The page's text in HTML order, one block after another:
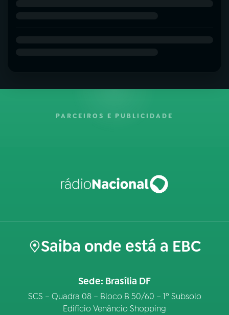
PARCEIROS E PUBLICIDADE
Saiba onde está a EBC
Sede: Brasília DF
SCS – Quadra 08 – Bloco B 50/60 – 1º Subsolo
Edifício Venâncio Shopping